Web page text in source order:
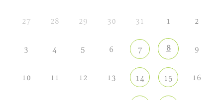
27 28 29 30 31 1 2
3 4 5 6 7 8 9
10 11 12 13 14 15 16